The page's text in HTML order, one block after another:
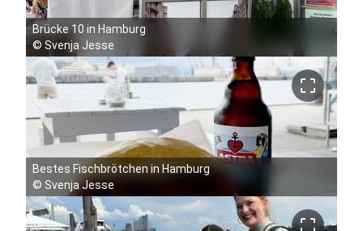
Brücke 10 in Hamburg
© Svenja Jesse
crop_free
Bestes Fischbrötchen in Hamburg
© Svenja Jesse
crop_free